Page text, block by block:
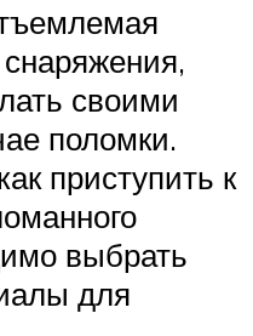
своими
поломки.
приступить к
выбрать
для